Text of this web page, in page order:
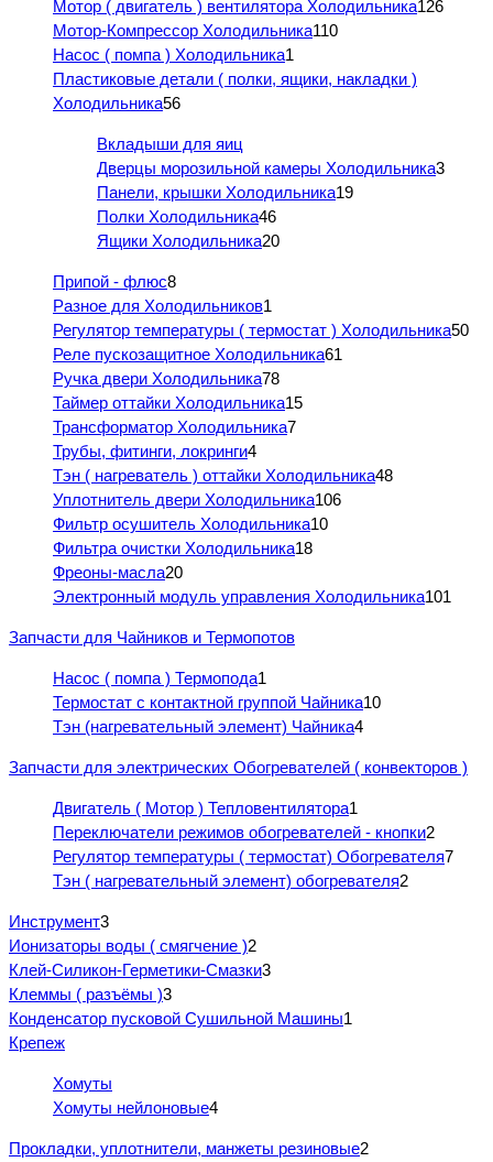
Мотор ( двигатель ) вентилятора Холодильника126
Мотор-Компрессор Холодильника110
Насос ( помпа ) Холодильника1
Пластиковые детали ( полки, ящики, накладки )
Холодильника56
Вкладыши для яиц
Дверцы морозильной камеры Холодильника3
Панели, крышки Холодильника19
Полки Холодильника46
Ящики Холодильника20
Припой - флюс8
Разное для Холодильников1
Регулятор температуры ( термостат ) Холодильника50
Реле пускозащитное Холодильника61
Ручка двери Холодильника78
Таймер оттайки Холодильника15
Трансформатор Холодильника7
Трубы, фитинги, локринги4
Тэн ( нагреватель ) оттайки Холодильника48
Уплотнитель двери Холодильника106
Фильтр осушитель Холодильника10
Фильтра очистки Холодильника18
Фреоны-масла20
Электронный модуль управления Холодильника101
Запчасти для Чайников и Термопотов
Насос ( помпа ) Термопода1
Термостат с контактной группой Чайника10
Тэн (нагревательный элемент) Чайника4
Запчасти для электрических Обогревателей ( конвекторов )
Двигатель ( Мотор ) Тепловентилятора1
Переключатели режимов обогревателей - кнопки2
Регулятор температуры ( термостат) Обогревателя7
Тэн ( нагревательный элемент) обогревателя2
Инструмент3
Ионизаторы воды ( смягчение )2
Клей-Силикон-Герметики-Смазки3
Клеммы ( разъёмы )3
Конденсатор пусковой Сушильной Машины1
Крепеж
Хомуты
Хомуты нейлоновые4
Прокладки, уплотнители, манжеты резиновые2